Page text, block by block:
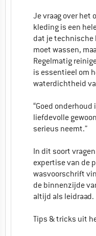
Je vraag over het
kleding is een
dat je technische
moet wassen,
Regelmatig
is essentieel om
waterdichtheid
“Goed onderhoud
liefdevolle
serieus neemt.”
In dit soort
expertise van de
wasvoorschrift
de binnenzijde
altijd als leidraad.
Tips & tricks uit